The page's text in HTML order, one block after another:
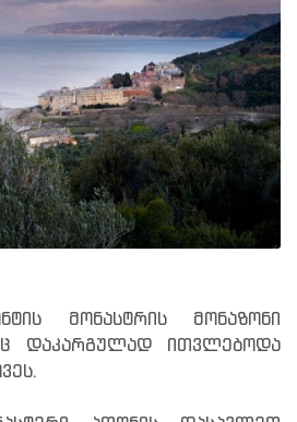
მონასტრის მონაზონი
დაკარგულად ითვლებოდა